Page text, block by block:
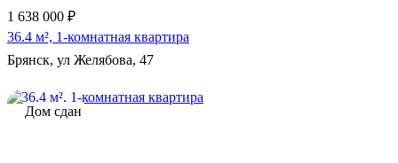
1 638 000 ₽
36.4 м², 1-комнатная квартира
Брянск, ул Желябова, 47
Дом сдан